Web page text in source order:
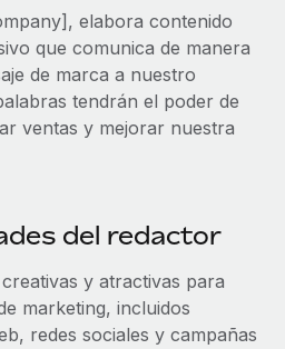
de cumplimiento
a la legalidad enseguida.
de Remote:
y Xero y Contractor
elabora contenido
que comunica de manera
de marca a nuestro
tendrán el poder de
ventas y mejorar nuestra
del redactor
y atractivas para
marketing, incluidos
redes sociales y campañas